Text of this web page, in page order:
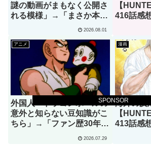
SPONSOR
謎の動画がまもなく公開さ
れる模様」→「まさか本当
2026.08.01
【
416話感
アニメ
外国人「ドラゴンボールの
意外と知らない豆知識がこ
ちら」→「ファン歴30年で
2026.07.29
漫画
海外の反
【
413話感
なたこそ